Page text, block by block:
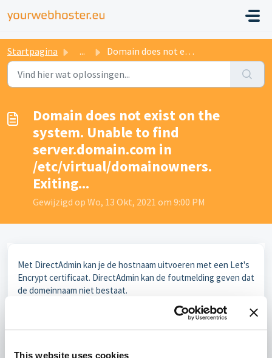
This website uses cookies
Startpagina ... Domain does not exist on the system. Unable to find serve...
Domain does not exist on the
system. Unable to find
server.domain.com in
/etc/virtual/domainowners.
Exiting...
Gewijzigd op Wo, 13 Okt, 2021 om 9:00 PM
Met DirectAdmin kan je de hostnaam uitvoeren met een Let's
Encrypt certificaat. DirectAdmin kan de foutmelding geven dat
de domeinnaam niet bestaat.
in het bestand /usr/local/directadmin/conf/directadmin.conf.